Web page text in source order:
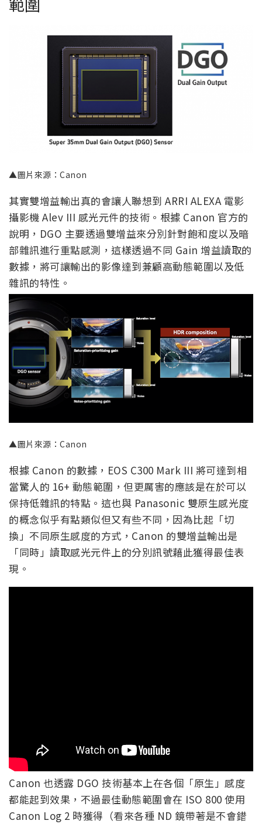
▲圖片來源：Canon
其實雙增益輸出真的會讓人聯想到 ARRI ALEXA 電影
攝影機 Alev III 感光元件的技術。根據 Canon 官方的
說明，DGO 主要透過雙增益來分別針對飽和度以及暗
部雜訊進行重點感測，這樣透過不同 Gain 增益讀取的
數據，將可讓輸出的影像達到兼顧高動態範圍以及低
雜訊的特性。
▲圖片來源：Canon
根據 Canon 的數據，EOS C300 Mark III 將可達到相
當驚人的 16+ 動態範圍，但更厲害的應該是在於可以
保持低雜訊的特點。這也與 Panasonic 雙原生感光度
的概念似乎有點類似但又有些不同，因為比起「切
換」不同原生感度的方式，Canon 的雙增益輸出是
「同時」讀取感光元件上的分別訊號藉此獲得最佳表
現。
Canon 也透露 DGO 技術基本上在各個「原生」感度
都能起到效果，不過最佳動態範圍會在 ISO 800 使用
Canon Log 2 時獲得（看來各種 ND 鏡帶著是不會錯